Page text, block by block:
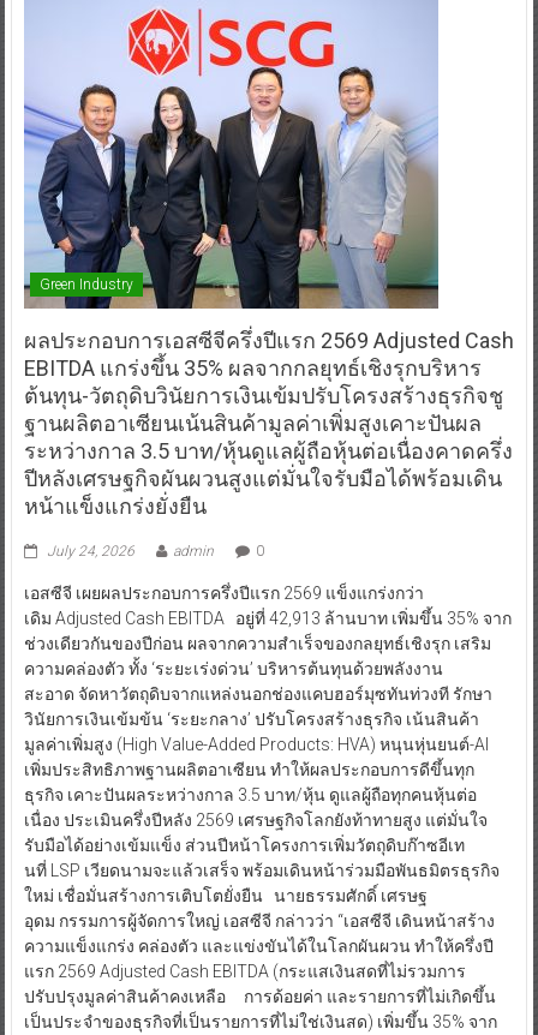
Green Industry
ผลประกอบการเอสซีจีครึ่งปีแรก 2569 Adjusted Cash
EBITDA แกร่งขึ้น 35% ผลจากกลยุทธ์เชิงรุกบริหาร
ต้นทุน-วัตถุดิบวินัยการเงินเข้มปรับโครงสร้างธุรกิจชู
ฐานผลิตอาเซียนเน้นสินค้ามูลค่าเพิ่มสูงเคาะปันผล
ระหว่างกาล 3.5 บาท/หุ้นดูแลผู้ถือหุ้นต่อเนื่องคาดครึ่ง
ปีหลังเศรษฐกิจผันผวนสูงแต่มั่นใจรับมือได้พร้อมเดิน
หน้าแข็งแกร่งยั่งยืน
July 24, 2026 admin 0
เอสซีจี เผยผลประกอบการครึ่งปีแรก 2569 แข็งแกร่งกว่า
เดิม Adjusted Cash EBITDA อยู่ที่ 42,913 ล้านบาท เพิ่มขึ้น 35% จาก
ช่วงเดียวกันของปีก่อน ผลจากความสำเร็จของกลยุทธ์เชิงรุก เสริม
ความคล่องตัว ทั้ง ‘ระยะเร่งด่วน’ บริหารต้นทุนด้วยพลังงาน
สะอาด จัดหาวัตถุดิบจากแหล่งนอกช่องแคบฮอร์มุซทันท่วงที รักษา
วินัยการเงินเข้มข้น ‘ระยะกลาง’ ปรับโครงสร้างธุรกิจ เน้นสินค้า
มูลค่าเพิ่มสูง (High Value-Added Products: HVA) หนุนหุ่นยนต์-AI
เพิ่มประสิทธิภาพฐานผลิตอาเซียน ทำให้ผลประกอบการดีขึ้นทุก
ธุรกิจ เคาะปันผลระหว่างกาล 3.5 บาท/หุ้น ดูแลผู้ถือทุกคนหุ้นต่อ
เนื่อง ประเมินครึ่งปีหลัง 2569 เศรษฐกิจโลกยังท้าทายสูง แต่มั่นใจ
รับมือได้อย่างเข้มแข็ง ส่วนปีหน้าโครงการเพิ่มวัตถุดิบก๊าซอีเท
นที่ LSP เวียดนามจะแล้วเสร็จ พร้อมเดินหน้าร่วมมือพันธมิตรธุรกิจ
ใหม่ เชื่อมั่นสร้างการเติบโตยั่งยืน นายธรรมศักดิ์ เศรษฐ
อุดม กรรมการผู้จัดการใหญ่ เอสซีจี กล่าวว่า “เอสซีจี เดินหน้าสร้าง
ความแข็งแกร่ง คล่องตัว และแข่งขันได้ในโลกผันผวน ทำให้ครึ่งปี
แรก 2569 Adjusted Cash EBITDA (กระแสเงินสดที่ไม่รวมการ
ปรับปรุงมูลค่าสินค้าคงเหลือ การด้อยค่า และรายการที่ไม่เกิดขึ้น
เป็นประจำของธุรกิจที่เป็นรายการที่ไม่ใช่เงินสด) เพิ่มขึ้น 35% จาก